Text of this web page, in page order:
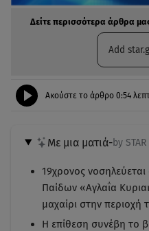
Δείτε περισσότερα άρθρα
Add
Ακούστε το άρθρο 0:54
Με μια ματιά-by STAR
19χρονος
Παίδων «Αγλαΐα
μαχαίρι στην περιοχή
Η επίθεση συνέβη το